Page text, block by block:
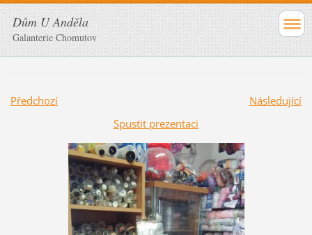
Dům U Anděla
Galanterie Chomutov
Předchozí
Následující
Spustit prezentaci